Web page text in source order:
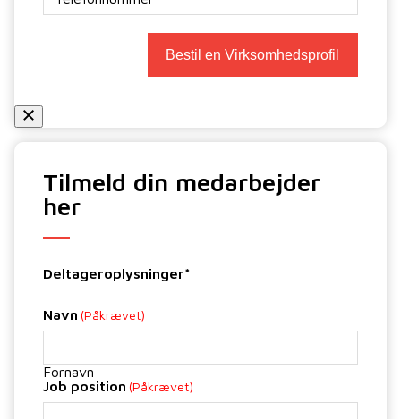
Tilmeld din medarbejder
her
Deltageroplysninger*
Navn (Påkrævet)
Fornavn
Job position (Påkrævet)